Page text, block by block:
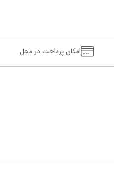
امکان پرداخت در محل